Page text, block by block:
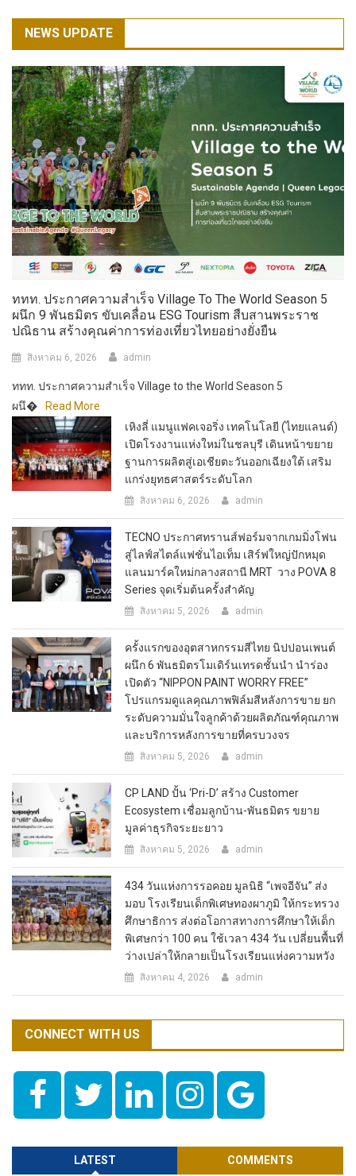
NEWS UPDATE
ททท. ประกาศความสำเร็จ Village To The World Season 5
ผนึก 9 พันธมิตร ขับเคลื่อน ESG Tourism สืบสานพระราช
ปณิธาน สร้างคุณค่าการท่องเที่ยวไทยอย่างยั่งยืน
สิงหาคม 6, 2026 admin
ททท. ประกาศความสำเร็จ Village to the World Season 5
ผนึ�
Read More
เหิงลี่ แมนูแฟคเจอริ่ง เทคโนโลยี (ไทยแลนด์)
เปิดโรงงานแห่งใหม่ในชลบุรี เดินหน้าขยาย
ฐานการผลิตสู่เอเชียตะวันออกเฉียงใต้ เสริม
แกร่งยุทธศาสตร์ระดับโลก
สิงหาคม 6, 2026 admin
TECNO ประกาศทรานส์ฟอร์มจากเกมมิ่งโฟน
สู่ไลฟ์สไตล์แฟชั่นไอเท็ม เสิร์ฟใหญ่ปักหมุด
แลนมาร์คใหม่กลางสถานี MRT วาง POVA 8
Series จุดเริ่มต้นครั้งสำคัญ
สิงหาคม 5, 2026 admin
ครั้งแรกของอุตสาหกรรมสีไทย นิปปอนเพนต์
ผนึก 6 พันธมิตรโมเดิร์นเทรดชั้นนำ นำร่อง
เปิดตัว “NIPPON PAINT WORRY FREE”
โปรแกรมดูแลคุณภาพฟิล์มสีหลังการขาย ยก
ระดับความมั่นใจลูกค้าด้วยผลิตภัณฑ์คุณภาพ
และบริการหลังการขายที่ครบวงจร
สิงหาคม 5, 2026 admin
CP LAND ปั้น ‘Pri-D’ สร้าง Customer
Ecosystem เชื่อมลูกบ้าน-พันธมิตร ขยาย
มูลค่าธุรกิจระยะยาว
สิงหาคม 5, 2026 admin
434 วันแห่งการรอคอย มูลนิธิ “เพจอีจัน” ส่ง
มอบ โรงเรียนเด็กพิเศษทองผาภูมิ ให้กระทรวง
ศึกษาธิการ ส่งต่อโอกาสทางการศึกษาให้เด็ก
พิเศษกว่า 100 คน ใช้เวลา 434 วัน เปลี่ยนพื้นที่
ว่างเปล่าให้กลายเป็นโรงเรียนแห่งความหวัง
สิงหาคม 4, 2026 admin
CONNECT WITH US
LATEST COMMENTS